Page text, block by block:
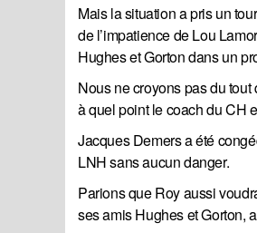
Mais la situation a pris un
de l’impatience de Lou
Hughes et Gorton dans un
Nous ne croyons pas du
à quel point le coach du CH
Jacques Demers a été
LNH sans aucun danger.
Parions que Roy aussi
ses amis Hughes et Gorton,